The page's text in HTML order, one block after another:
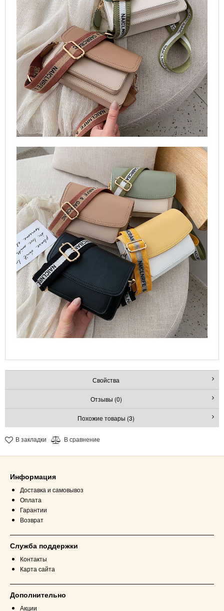
Свойства
Отзывы (0)
Похожие товары (3)
В закладки В сравнение
Информация
Доставка и самовывоз
Оплата
Гарантии
Возврат
Служба поддержки
Контакты
Карта сайта
Дополнительно
Акции